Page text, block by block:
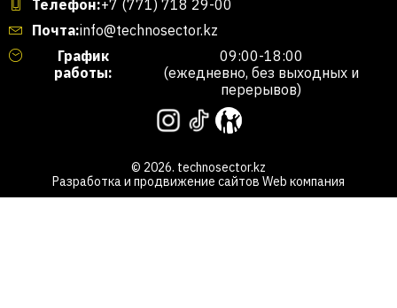
Телефон:+7 (771) 718 29-00
Почта:info@technosector.kz
График
работы:
09:00-18:00
(ежедневно, без выходных и
перерывов)
© 2026. technosector.kz
Разработка и продвижение сайтов Web компания